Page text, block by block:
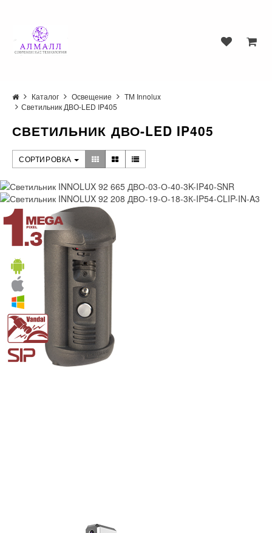
Каталог Освещение
ТМ Innolux
Светильник ДВО-LED IP405
СВЕТИЛЬНИК ДВО-LED IP405
СОРТИРОВКА